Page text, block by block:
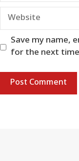
Website
Save my name,
for the next